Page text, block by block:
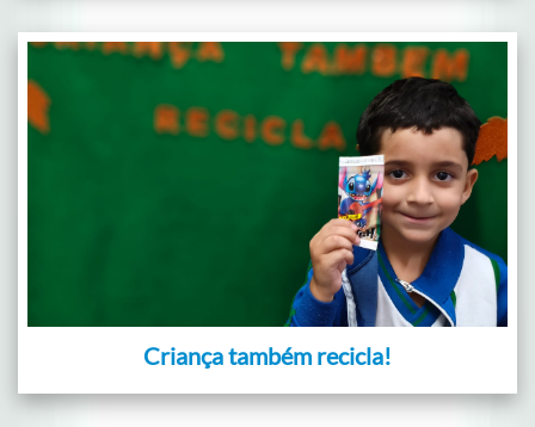
Criança também recicla!